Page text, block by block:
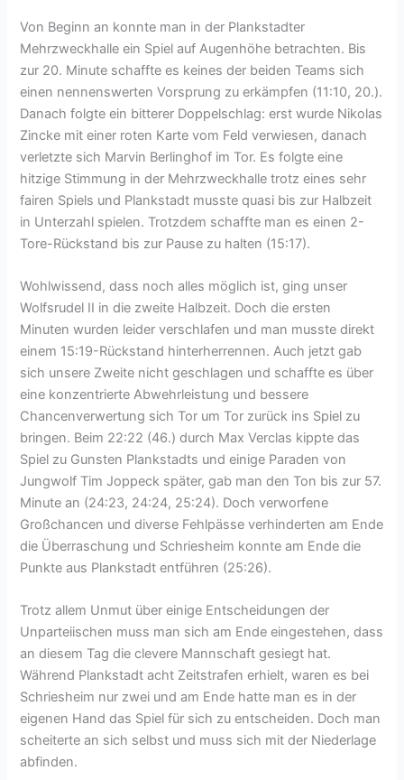
Von Beginn an konnte man in der Plankstadter
Mehrzweckhalle ein Spiel auf Augenhöhe betrachten. Bis
zur 20. Minute schaffte es keines der beiden Teams sich
einen nennenswerten Vorsprung zu erkämpfen (11:10, 20.).
Danach folgte ein bitterer Doppelschlag: erst wurde Nikolas
Zincke mit einer roten Karte vom Feld verwiesen, danach
verletzte sich Marvin Berlinghof im Tor. Es folgte eine
hitzige Stimmung in der Mehrzweckhalle trotz eines sehr
fairen Spiels und Plankstadt musste quasi bis zur Halbzeit
in Unterzahl spielen. Trotzdem schaffte man es einen 2-
Tore-Rückstand bis zur Pause zu halten (15:17).
Wohlwissend, dass noch alles möglich ist, ging unser
Wolfsrudel II in die zweite Halbzeit. Doch die ersten
Minuten wurden leider verschlafen und man musste direkt
einem 15:19-Rückstand hinterherrennen. Auch jetzt gab
sich unsere Zweite nicht geschlagen und schaffte es über
eine konzentrierte Abwehrleistung und bessere
Chancenverwertung sich Tor um Tor zurück ins Spiel zu
bringen. Beim 22:22 (46.) durch Max Verclas kippte das
Spiel zu Gunsten Plankstadts und einige Paraden von
Jungwolf Tim Joppeck später, gab man den Ton bis zur 57.
Minute an (24:23, 24:24, 25:24). Doch verworfene
Großchancen und diverse Fehlpässe verhinderten am Ende
die Überraschung und Schriesheim konnte am Ende die
Punkte aus Plankstadt entführen (25:26).
Trotz allem Unmut über einige Entscheidungen der
Unparteiischen muss man sich am Ende eingestehen, dass
an diesem Tag die clevere Mannschaft gesiegt hat.
Während Plankstadt acht Zeitstrafen erhielt, waren es bei
Schriesheim nur zwei und am Ende hatte man es in der
eigenen Hand das Spiel für sich zu entscheiden. Doch man
scheiterte an sich selbst und muss sich mit der Niederlage
abfinden.